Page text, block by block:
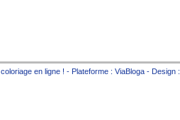
coloriage en ligne ! - Plateforme : ViaBloga - Design :